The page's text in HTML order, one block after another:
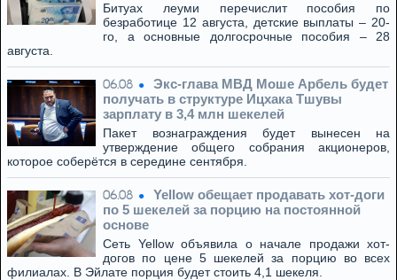
Битуах леуми перечислит пособия по
безработице 12 августа, детские выплаты – 20-
го, а основные долгосрочные пособия – 28
августа.
06.08
Экс-глава МВД Моше Арбель будет
получать в структуре Ицхака Тшувы
зарплату в 3,4 млн шекелей
Пакет вознаграждения будет вынесен на
утверждение общего собрания акционеров,
которое соберётся в середине сентября.
06.08
Yellow обещает продавать хот-доги
по 5 шекелей за порцию на постоянной
основе
Сеть Yellow объявила о начале продажи хот-
догов по цене 5 шекелей за порцию во всех
филиалах. В Эйлате порция будет стоить 4,1 шекеля.